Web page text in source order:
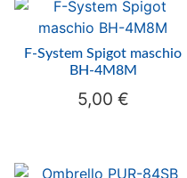
F-System Spigot maschio
BH-4M8M
5,00 €